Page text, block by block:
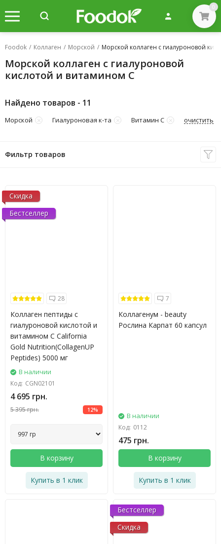
0
Foodok / Коллаген / Морской / Морской коллаген с гиалуроновой
Морской коллаген с гиалуроновой
кислотой и витамином С
Найдено товаров - 11
Морской Гиалуроновая к-та Витамин С очистить
Фильтр товаров
Скидка
Бестселлер
28
Коллаген пептиды с
гиалуроновой кислотой и
витамином C California
Gold Nutrition(CollagenUP
Peptides) 5000 мг
В наличии
Код: CGN02101
4 695 грн.
5 395 грн. 12%
В корзину
Купить в 1 клик
7
Коллагенум - beauty
Рослина Карпат 60 капсул
В наличии
Код: 0112
475 грн.
В корзину
Купить в 1 клик
Бестселлер
Скидка